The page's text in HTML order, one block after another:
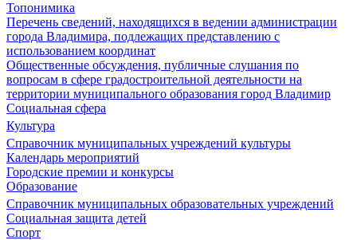
Топонимика
Перечень сведений, находящихся в ведении администрации
города Владимира, подлежащих представлению с
использованием координат
Общественные обсуждения, публичные слушания по
вопросам в сфере градостроительной деятельности на
территории муниципального образования город Владимир
Социальная сфера
Культура
Справочник муниципальных учреждений культуры
Календарь мероприятий
Городские премии и конкурсы
Образование
Справочник муниципальных образовательных учреждений
Социальная защита детей
Спорт